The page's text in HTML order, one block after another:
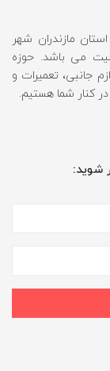
مازندران شهر
می باشد. حوزه
جانبی، تعمیرات و
کنار شما هستیم.
شوید: